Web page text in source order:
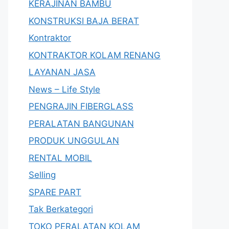
KERAJINAN BAMBU
KONSTRUKSI BAJA BERAT
Kontraktor
KONTRAKTOR KOLAM RENANG
LAYANAN JASA
News – Life Style
PENGRAJIN FIBERGLASS
PERALATAN BANGUNAN
PRODUK UNGGULAN
RENTAL MOBIL
Selling
SPARE PART
Tak Berkategori
TOKO PERALATAN KOLAM